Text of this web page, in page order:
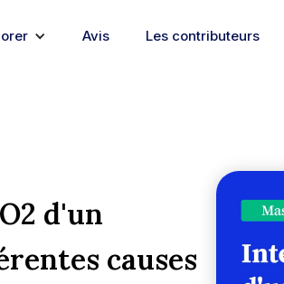
Avis Les contributeurs
d'un
causes